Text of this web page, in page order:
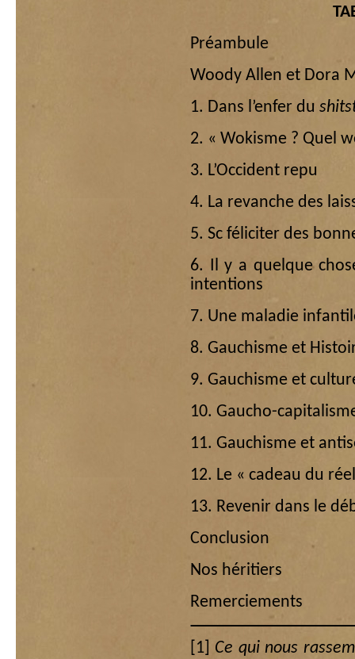
Préambule
Woody Allen et Dora
1. Dans l’enfer du
2. « Wokisme ? Quel
3. L’Occident repu
4. La revanche des
5. Sc féliciter des
6. Il y a quelque
intentions
7. Une maladie
8. Gauchisme et
9. Gauchisme et
10. Gaucho-
11. Gauchisme et
12. Le « cadeau du
13. Revenir dans le
Conclusion
Nos héritiers
Remerciements
[1]
Ce qui nous